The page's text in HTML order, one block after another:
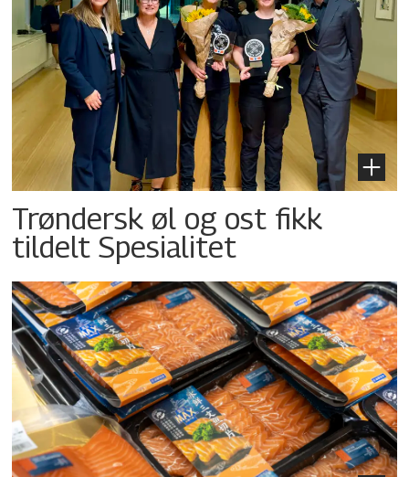
Trøndersk øl og ost fikk
tildelt Spesialitet